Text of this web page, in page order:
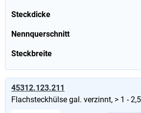
Steckdicke
Nennquerschnitt
Steckbreite
45312.123.211
Flachsteckhülse gal. verzinnt, > 1 -